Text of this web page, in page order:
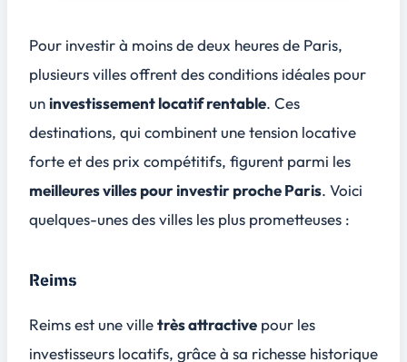
Pour investir à moins de deux heures de Paris,
plusieurs villes offrent des conditions idéales pour
uninvestissement locatif rentable. Ces
destinations, qui combinent une tension locative
forte et des prix compétitifs, figurent parmi les
meilleures villes pour investir proche Paris. Voici
quelques-unes des villes les plus prometteuses :
Reims
Reims est une villetrès attractive pour les
investisseurs locatifs, grâce à sa richesse historique